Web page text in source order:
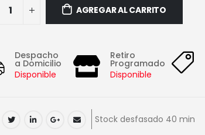
AGREGAR AL CARRITO
Despacho
a Domicilio
Disponible
Retiro
Programado
Disponible
Stock desfasado 40 min